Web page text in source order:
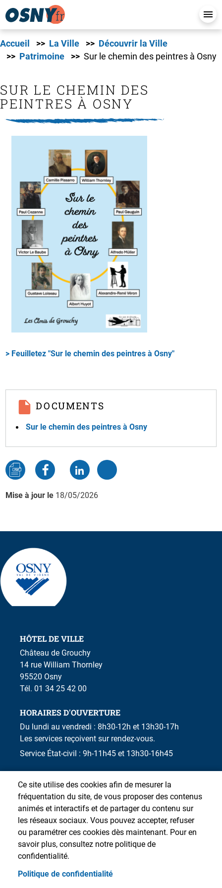
Accueil La Ville
Découvrir la Ville
Patrimoine
Sur le chemin des peintres à Osny
SUR LE CHEMIN DES
PEINTRES À OSNY
> Feuilletez "Sur le chemin des peintres à Osny"
DOCUMENTS
Sur le chemin des peintres à Osny
Mise à jour le 18/05/2026
HÔTEL DE VILLE
Château de Grouchy
14 rue William Thornley
95520 Osny
Tél. 01 34 25 42 00
HORAIRES D'OUVERTURE
Du lundi au vendredi : 8h30-12h et 13h30-17h
Les services reçoivent sur rendez-vous.
Service État-civil : 9h-11h45 et 13h30-16h45
Ce site utilise des cookies afin de mesurer la
fréquentation du site, de vous proposer des contenus
animés et interactifs et de partager du contenu sur
les réseaux sociaux. Vous pouvez accepter, refuser
ou paramétrer ces cookies dès maintenant. Pour en
savoir plus, consultez notre politique de
confidentialité.
Politique de confidentialité